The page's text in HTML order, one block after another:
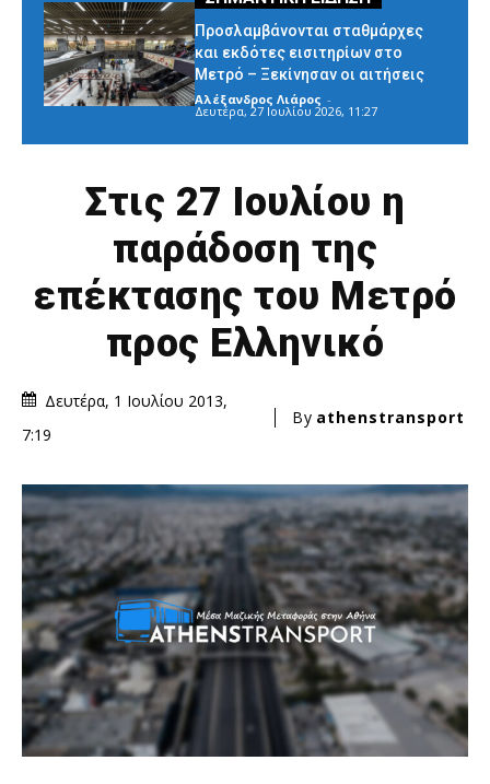
Προσλαμβάνονται σταθμάρχες
και εκδότες εισιτηρίων στο
Μετρό – Ξεκίνησαν οι αιτήσεις
Αλέξανδρος Λιάρος -
Δευτέρα, 27 Ιουλίου 2026, 11:27
Στις 27 Ιουλίου η
παράδοση της
επέκτασης του Μετρό
προς Ελληνικό
Δευτέρα, 1 Ιουλίου 2013,
7:19
By athenstransport